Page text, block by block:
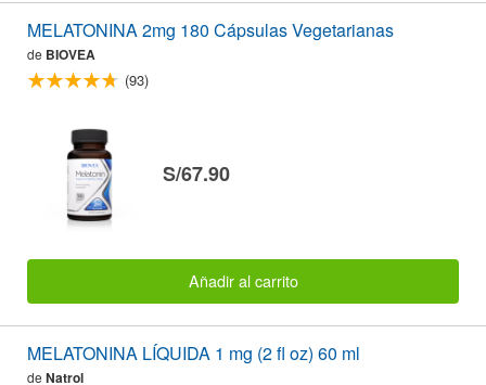
MELATONINA 2mg 180 Cápsulas Vegetarianas
de BIOVEA
(93)
S/67.90
Añadir al carrito
MELATONINA LÍQUIDA 1 mg (2 fl oz) 60 ml
de Natrol